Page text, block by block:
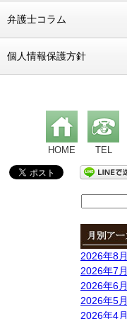
弁護士コラム
個人情報保護方針
HOME TEL
2026年8月
2026年7月
2026年6月
2026年5月
2026年4月